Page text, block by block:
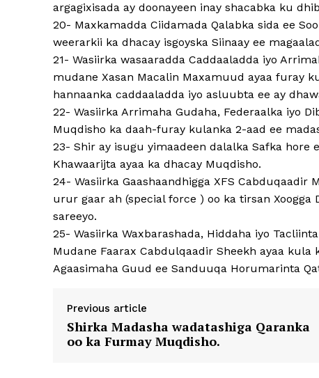
argagixisada ay doonayeen inay shacabka ku
20- Maxkamadda Ciidamada Qalabka sida ee
weerarkii ka dhacay isgoyska Siinaay ee
21- Wasiirka wasaaradda Caddaaladda iyo
mudane Xasan Macalin Maxamuud ayaa furay
hannaanka caddaaladda iyo asluubta ee ay
22- Wasiirka Arrimaha Gudaha, Federaalka iyo
Muqdisho ka daah-furay kulanka 2-aad ee
23- Shir ay isugu yimaadeen dalalka Safka hore
Khawaarijta ayaa ka dhacay Muqdisho.
24- Wasiirka Gaashaandhigga XFS
urur gaar ah (special force ) oo ka tirsan
sareeyo.
25- Wasiirka Waxbarashada, Hiddaha iyo
Mudane Faarax Cabdulqaadir Sheekh ayaa
Agaasimaha Guud ee Sanduuqa Horumarinta
Previous article
Shirka Madasha wadatashiga Qaranka
oo ka Furmay Muqdisho.